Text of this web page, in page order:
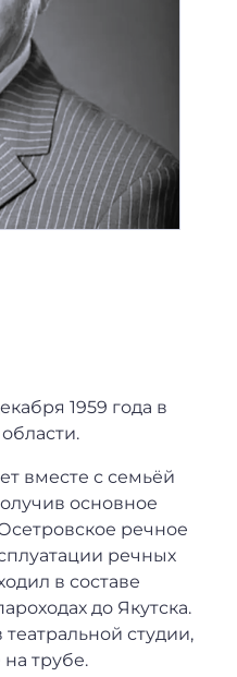
1959 года в
вместе с семьёй
основное
речное
речных
в составе
до Якутска.
студии,
трубе.